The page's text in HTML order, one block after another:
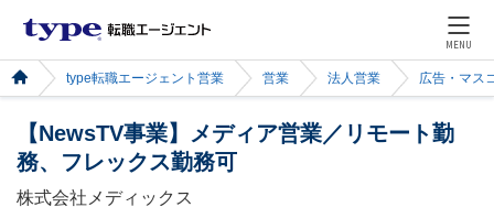
MENU
type転職エージェント営業 営業 法人営業 広告・マス
【NewsTV事業】メディア営業／リモート勤
務、フレックス勤務可
株式会社メディックス